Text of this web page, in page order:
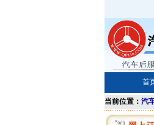
首
当前位置： 汽